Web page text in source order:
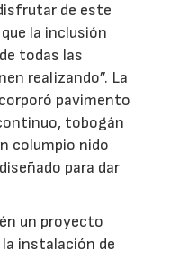
de este
la inclusión
todas las
realizando”. La
pavimento
tobogán
columpio nido
para dar
un proyecto
instalación de